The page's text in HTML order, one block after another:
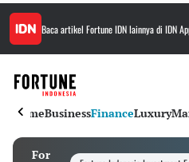
Baca artikel Fortune IDNlainnya di IDN
HomeBusinessFinanceLuxury
For